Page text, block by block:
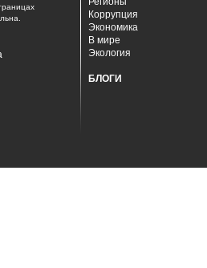
Коррупция
Экономика
В мире
Экология
БЛОГИ